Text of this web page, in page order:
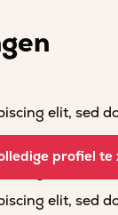
elit, sed
elit, sed do
elit, sed do
elit, sed
profiel te